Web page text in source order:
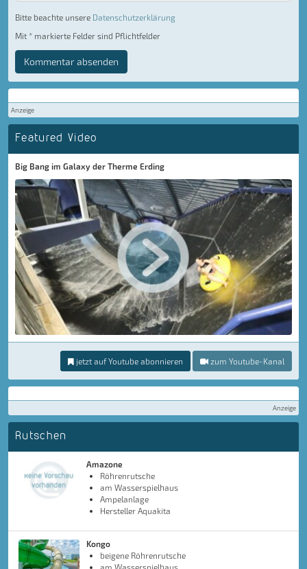
Bitte beachte unsere Datenschutzerklärung
Mit * markierte Felder sind Pflichtfelder
Kommentar absenden
Anzeige
Featured Video
Big Bang im Galaxy der Therme Erding
jetzt auf Youtube abonnieren zum Youtube-Kanal
Anzeige
Rutschen
Amazone
Röhrenrutsche
am Wasserspielhaus
Ampelanlage
Hersteller Aquakita
Kongo
beigene Röhrenrutsche
am Wasserspielhaus